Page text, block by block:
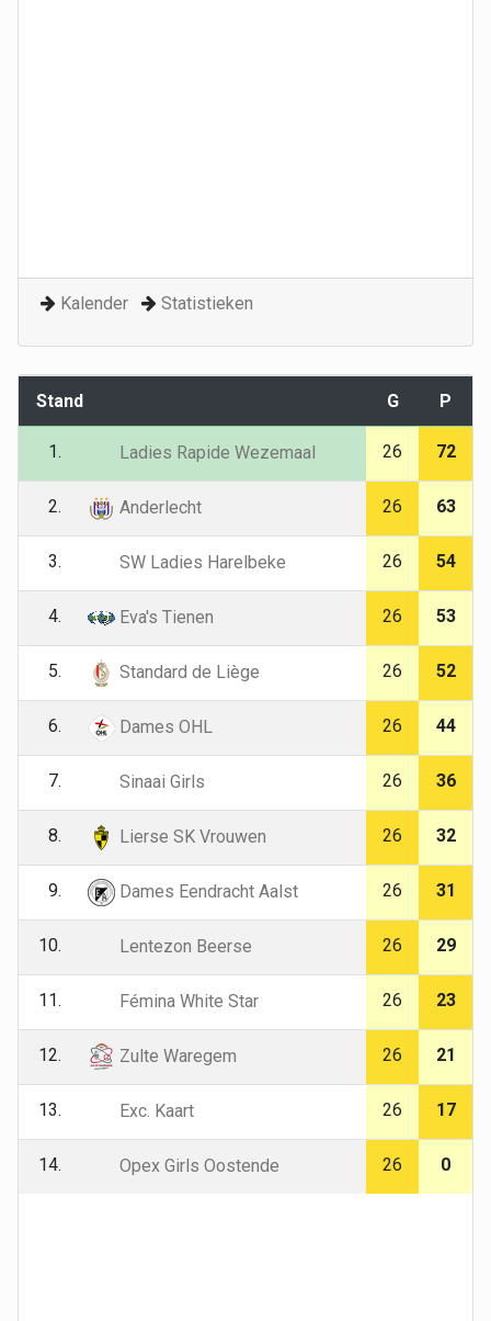
Kalender Statistieken
Stand G P
1. Ladies Rapide Wezemaal 26 72
2. Anderlecht 26 63
3. SW Ladies Harelbeke 26 54
4. Eva's Tienen 26 53
5. Standard de Liège 26 52
6. Dames OHL 26 44
7. Sinaai Girls 26 36
8. Lierse SK Vrouwen 26 32
9. Dames Eendracht Aalst 26 31
10. Lentezon Beerse 26 29
11. Fémina White Star 26 23
12. Zulte Waregem 26 21
13. Exc. Kaart 26 17
14. Opex Girls Oostende 26 0